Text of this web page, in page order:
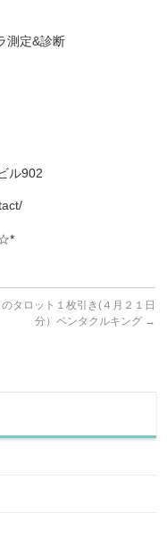
測定&診断
ル902
タロット１枚引き(４月２１日
分）ペンタクルキング →